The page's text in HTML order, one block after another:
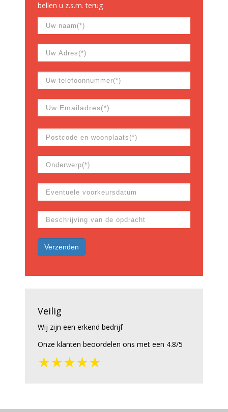
bellen u z.s.m. terug
Veilig
Wij zijn een erkend bedrijf
Onze klanten beoordelen ons met een 4.8/5
★★★★★